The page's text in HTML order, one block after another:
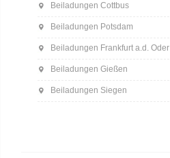
Beiladungen Cottbus
Beiladungen Potsdam
Beiladungen Frankfurt a.d. Oder
Beiladungen Gießen
Beiladungen Siegen